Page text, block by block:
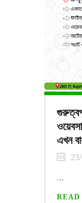
এখন
...
READ